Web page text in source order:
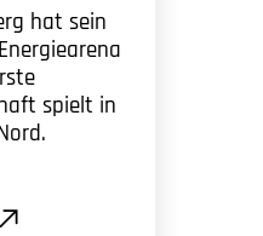
hat sein
spielt in